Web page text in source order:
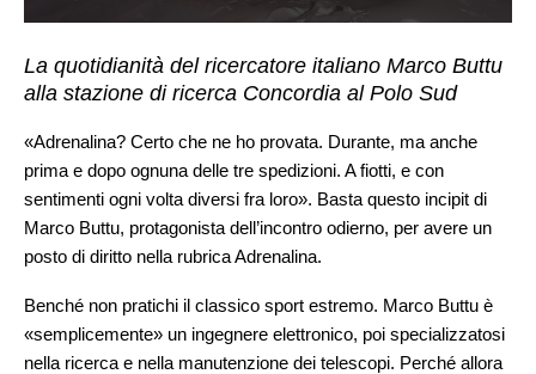
La quotidianità del ricercatore italiano Marco Buttu
alla stazione di ricerca Concordia al Polo Sud
«Adrenalina? Certo che ne ho provata. Durante, ma anche
prima e dopo ognuna delle tre spedizioni. A fiotti, e con
sentimenti ogni volta diversi fra loro». Basta questo incipit di
Marco Buttu, protagonista dell’incontro odierno, per avere un
posto di diritto nella rubrica Adrenalina.
Benché non pratichi il classico sport estremo. Marco Buttu è
«semplicemente» un ingegnere elettronico, poi specializzatosi
nella ricerca e nella manutenzione dei telescopi. Perché allora